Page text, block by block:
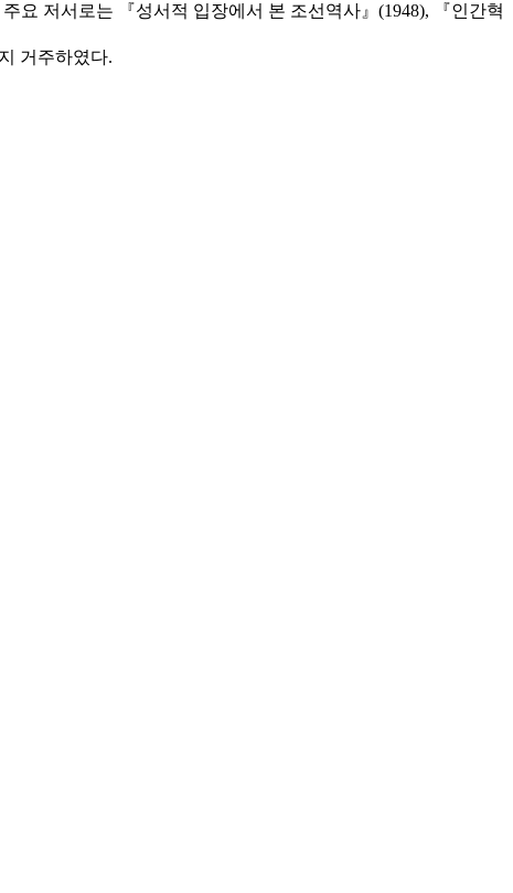
요 저서로는 『성서적 입장에서 본 조선역사』(1948), 『인간혁
거주하였다.